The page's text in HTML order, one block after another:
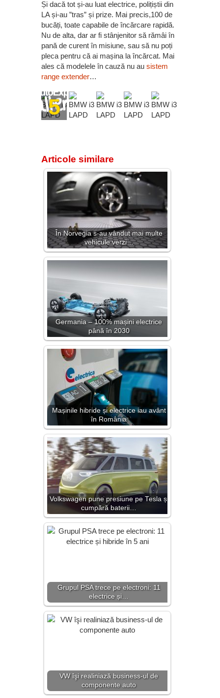
Și dacă tot și-au luat electrice, polițiștii din
LA și-au ”tras” și prize. Mai precis,100 de
bucăți, toate capabile de încărcare rapidă.
Nu de alta, dar ar fi stânjenitor să rămâi în
pană de curent în misiune, sau să nu poți
pleca pentru că ai mașina la încărcat. Mai
ales că modelele în cauză nu au sistem
range extender…
5
Articole similare
În Norvegia s-au vândut mai multe
vehicule verzi…
Germania – 100% mașini electrice
până în 2030
Mașinile hibride și electrice iau avânt
în România
Volkswagen pune presiune pe Tesla și
cumpără baterii…
Grupul PSA trece pe electroni: 11
electrice și…
VW îşi realiniază business-ul de
componente auto